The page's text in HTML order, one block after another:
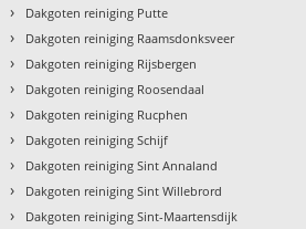
› Dakgoten reiniging Putte
› Dakgoten reiniging Raamsdonksveer
› Dakgoten reiniging Rijsbergen
› Dakgoten reiniging Roosendaal
› Dakgoten reiniging Rucphen
› Dakgoten reiniging Schijf
› Dakgoten reiniging Sint Annaland
› Dakgoten reiniging Sint Willebrord
› Dakgoten reiniging Sint-Maartensdijk